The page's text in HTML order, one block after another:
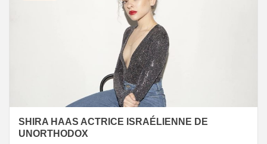
SHIRA HAAS ACTRICE ISRAÉLIENNE DE
UNORTHODOX